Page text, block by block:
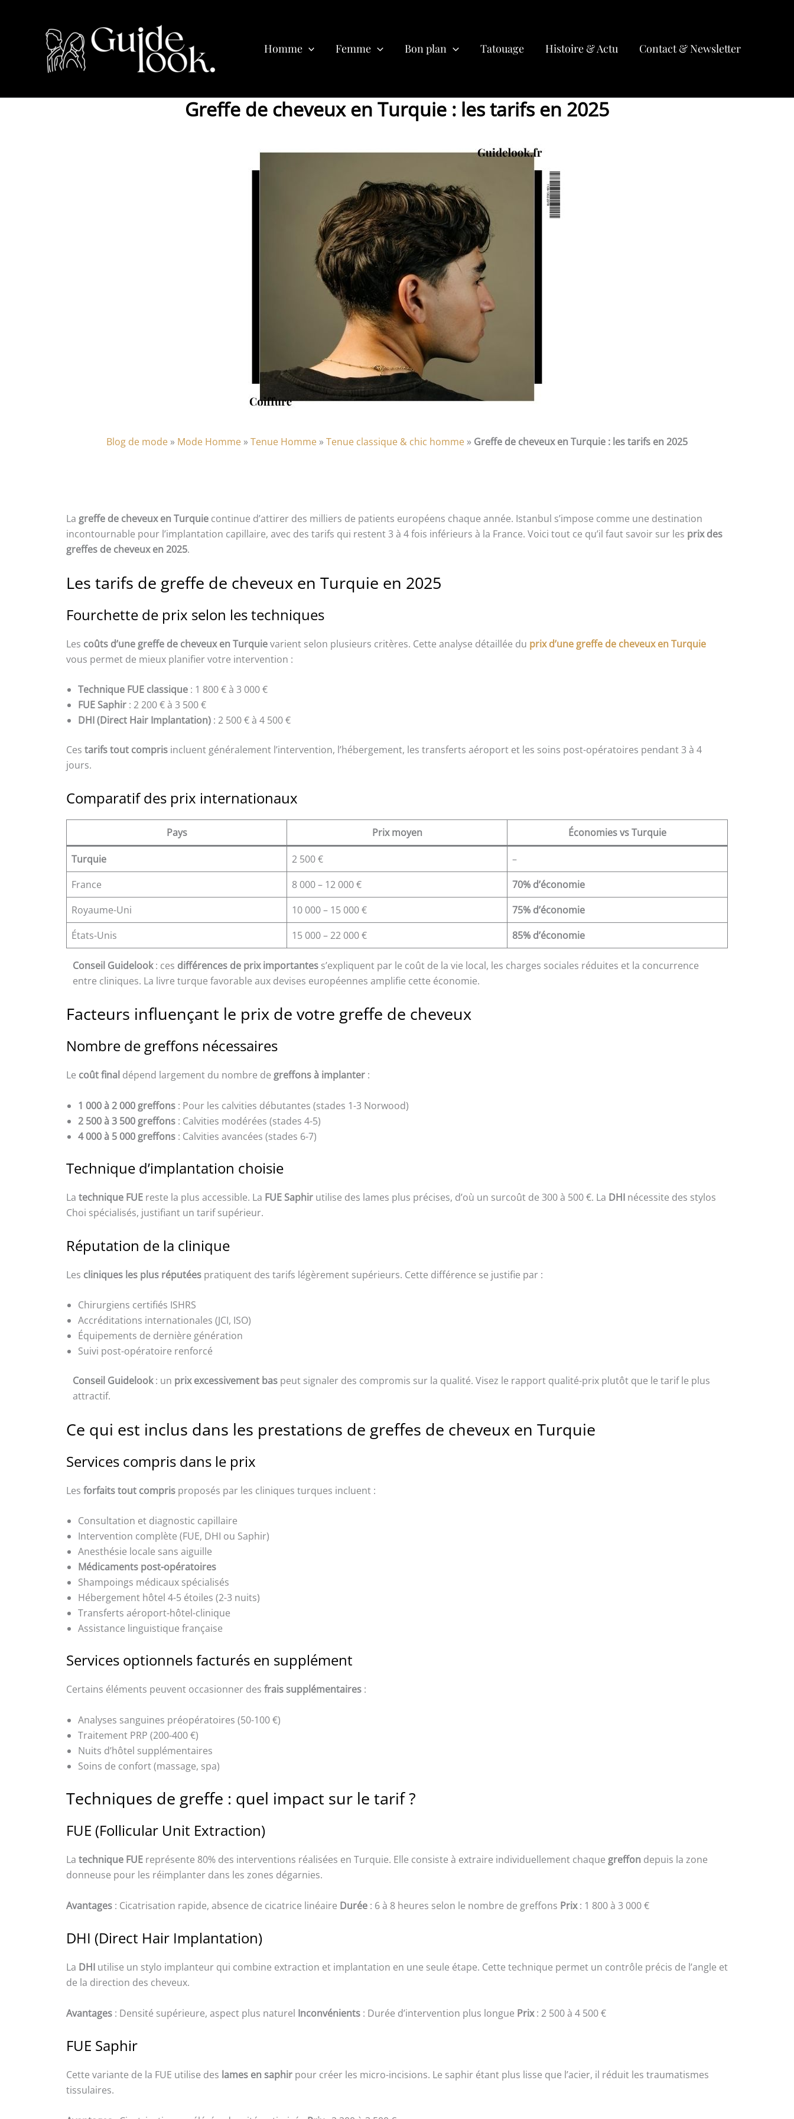
Homme Femme Bon plan Tatouage Histoire & Actu Contact & Newsletter
Greffe de cheveux en Turquie : les tarifs en 2025
Blog de mode » Mode Homme »Tenue Homme »Tenue classique & chic homme » Greffe de cheveux en Turquie : les tarifs en 2025
La greffe de cheveux en Turquie continue d’attirer des milliers de patients européens chaque année. Istanbul s’impose comme une destination
incontournable pour l’implantation capillaire, avec des tarifs qui restent 3 à 4 fois inférieurs à la France. Voici tout ce qu’il faut savoir sur les prix des
greffes de cheveux en 2025.
Les tarifs de greffe de cheveux en Turquie en 2025
Fourchette de prix selon les techniques
Les coûts d’une greffe de cheveux en Turquievarient selon plusieurs critères. Cette analyse détaillée du prix d’une greffe de cheveux en Turquie
vous permet de mieux planifier votre intervention :
Technique FUE classique : 1 800 € à 3 000 €
FUE Saphir : 2 200 € à 3 500 €
DHI (Direct Hair Implantation) : 2 500 € à 4 500 €
Ces tarifs tout compris incluent généralement l’intervention, l’hébergement, les transferts aéroport et les soins post-opératoires pendant 3 à 4
jours.
Comparatif des prix internationaux
Pays Prix moyen Économies vs Turquie
Turquie 2 500 €
–
France
8 000 – 12 000 €
70% d’économie
Royaume-Uni
10 000 – 15 000 €
75% d’économie
États-Unis
15 000 – 22 000 € 85% d’économie
Conseil Guidelook : ces différences de prix importantess’expliquent par le coût de la vie local, les charges sociales réduites et la concurrence
entre cliniques. La livre turque favorable aux devises européennes amplifie cette économie.
Facteurs influençant le prix de votre greffe de cheveux
Nombre de greffons nécessaires
Le coût final dépend largement du nombre de greffons à implanter :
1 000 à 2 000 greffons : Pour les calvities débutantes (stades 1-3 Norwood)
2 500 à 3 500 greffons : Calvities modérées (stades 4-5)
4 000 à 5 000 greffons : Calvities avancées (stades 6-7)
Technique d’implantation choisie
La technique FUE reste la plus accessible. La FUE Saphir utilise des lames plus précises, d’où un surcoût de 300 à 500 €. La DHI nécessite des stylos
Choi spécialisés, justifiant un tarif supérieur.
Réputation de la clinique
Les cliniques les plus réputées pratiquent des tarifs légèrement supérieurs. Cette différence se justifie par :
Chirurgiens certifiés ISHRS
Accréditations internationales (JCI, ISO)
Équipements de dernière génération
Suivi post-opératoire renforcé
Conseil Guidelook : un prix excessivement baspeut signaler des compromis sur la qualité. Visez le rapport qualité-prix plutôt que le tarif le plus
attractif.
Ce qui est inclus dans les prestations de greffes de cheveux en Turquie
Services compris dans le prix
Les forfaits tout compris proposés par les cliniques turques incluent :
Consultation et diagnostic capillaire
Intervention complète (FUE, DHI ou Saphir)
Anesthésie locale sans aiguille
Médicaments post-opératoires
Shampoings médicaux spécialisés
Hébergement hôtel 4-5 étoiles (2-3 nuits)
Transferts aéroport-hôtel-clinique
Assistance linguistique française
Services optionnels facturés en supplément
Certains éléments peuvent occasionner des frais supplémentaires :
Analyses sanguines préopératoires (50-100 €)
Traitement PRP (200-400 €)
Nuits d’hôtel supplémentaires
Soins de confort (massage, spa)
Techniques de greffe : quel impact sur le tarif ?
FUE (Follicular Unit Extraction)
La technique FUE représente 80% des interventions réalisées en Turquie. Elle consiste à extraire individuellement chaque greffon depuis la zone
donneuse pour les réimplanter dans les zones dégarnies.
Avantages : Cicatrisation rapide, absence de cicatrice linéaire Durée : 6 à 8 heures selon le nombre de greffons Prix: 1 800 à 3 000 €
DHI (Direct Hair Implantation)
La DHI utilise un stylo implanteur qui combine extraction et implantation en une seule étape. Cette technique permet un contrôle précis de l’angle et
de la direction des cheveux.
Avantages : Densité supérieure, aspect plus naturel Inconvénients : Durée d’intervention plus longue Prix: 2 500 à 4 500 €
FUE Saphir
Cette variante de la FUE utilise des lames en saphir pour créer les micro-incisions. Le saphir étant plus lisse que l’acier, il réduit les traumatismes
tissulaires.